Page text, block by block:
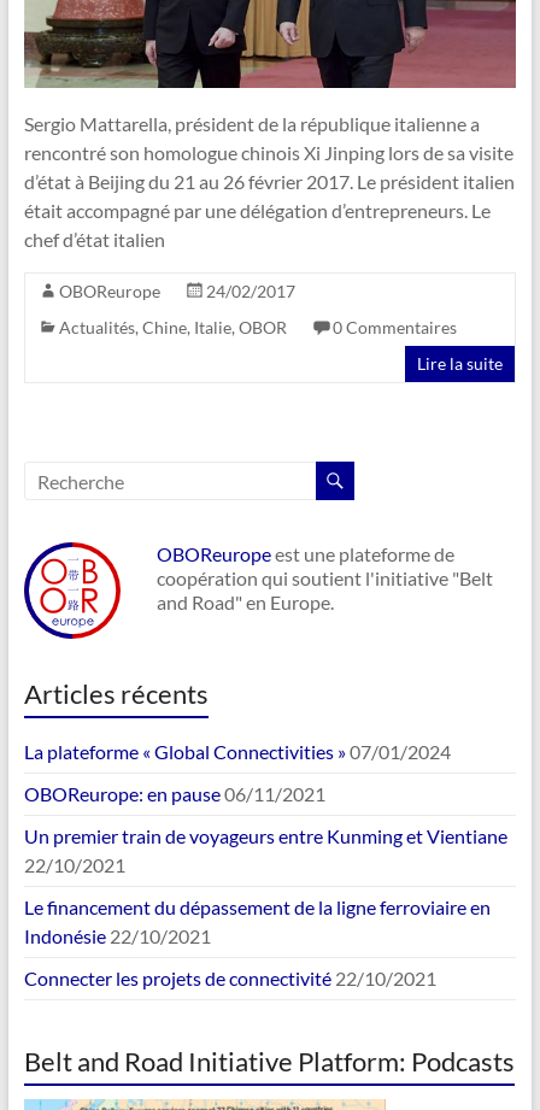
Sergio Mattarella, président de la république italienne a
rencontré son homologue chinois Xi Jinping lors de sa visite
d’état à Beijing du 21 au 26 février 2017. Le président italien
était accompagné par une délégation d’entrepreneurs. Le
chef d’état italien
OBOReurope
24/02/2017
Actualités, Chine, Italie, OBOR
0 Commentaires
Lire la suite
OBOReuropeest une plateforme de
coopération qui soutient l'initiative "Belt
and Road" en Europe.
Articles récents
La plateforme « Global Connectivities »07/01/2024
OBOReurope: en pause06/11/2021
Un premier train de voyageurs entre Kunming et Vientiane
22/10/2021
Le financement du dépassement de la ligne ferroviaire en
Indonésie 22/10/2021
Connecter les projets de connectivité 22/10/2021
Belt and Road Initiative Platform: Podcasts